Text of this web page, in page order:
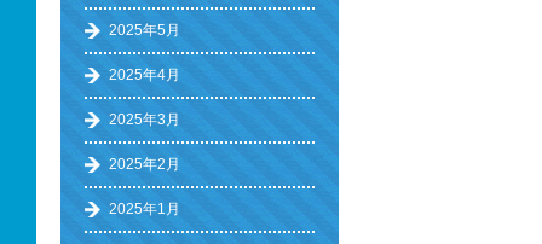
2025年5月
2025年4月
2025年3月
2025年2月
2025年1月